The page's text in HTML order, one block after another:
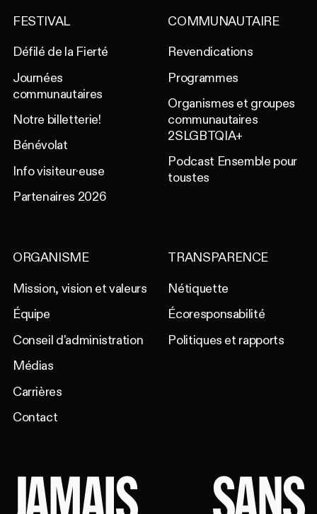
FESTIVAL
Défilé de la Fierté
Journées
communautaires
Notre billetterie!
Bénévolat
Info visiteur·euse
Partenaires 2026
COMMUNAUTAIRE
Revendications
Programmes
Organismes et groupes
communautaires
2SLGBTQIA+
Podcast Ensemble pour
toustes
ORGANISME
Mission, vision et valeurs
Équipe
Conseil d'administration
Médias
Carrières
Contact
TRANSPARENCE
Nétiquette
Écoresponsabilité
Politiques et rapports
JAMAIS SANS